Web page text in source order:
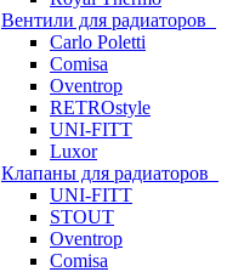
Вентили для радиаторов
Carlo Poletti
Comisa
Oventrop
RETROstyle
UNI-FITT
Luxor
Клапаны для радиаторов
UNI-FITT
STOUT
Oventrop
Comisa